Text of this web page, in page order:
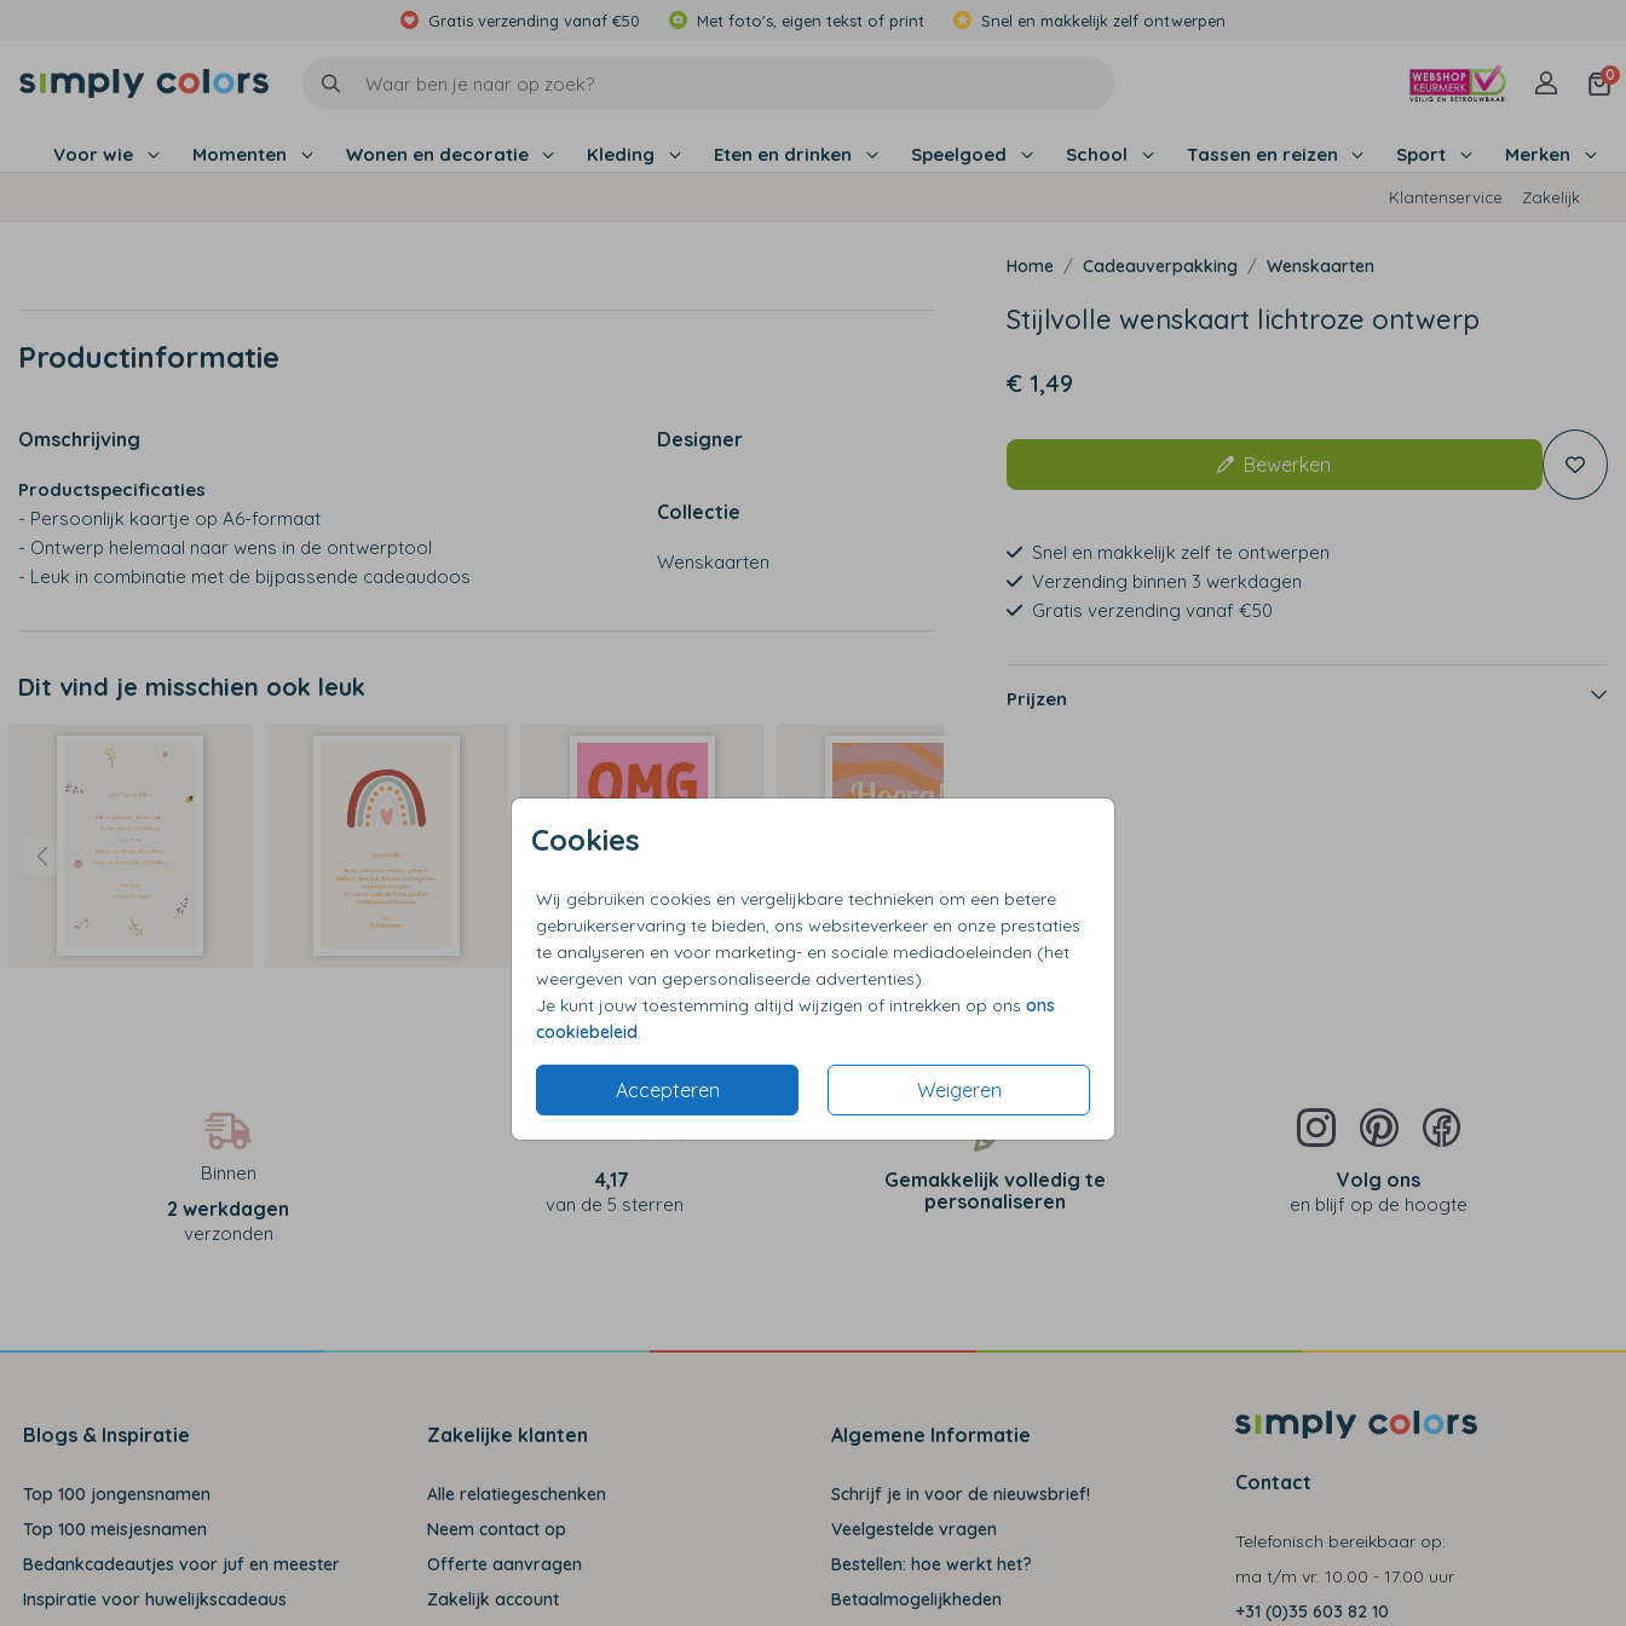
Gratis verzending vanaf €50 Met foto's, eigen tekst of print Snel en makkelijk zelf ontwerpen
0
Voor wie Momenten Wonen en decoratie Kleding Eten en drinken Speelgoed School Tassen en reizen Sport Merken
Klantenservice Zakelijk
Cookies
Wij gebruiken cookies en vergelijkbare technieken om een betere
gebruikerservaring te bieden, ons websiteverkeer en onze prestaties
te analyseren en voor marketing- en sociale mediadoeleinden (het
weergeven van gepersonaliseerde advertenties).
Je kunt jouw toestemming altijd wijzigen of intrekken op ons ons
cookiebeleid.
Accepteren Weigeren
Productinformatie
Omschrijving
Productspecificaties
- Persoonlijk kaartje op A6-formaat
- Ontwerp helemaal naar wens in de ontwerptool
- Leuk in combinatie met de bijpassende cadeaudoos
Designer
Collectie
Wenskaarten
Dit vind je misschien ook leuk
Cadeauverpakking Wenskaarten
Stijlvolle wenskaart lichtroze ontwerp
€ 1,49
Bewerken
Snel en makkelijk zelf te ontwerpen
Verzending binnen 3 werkdagen
Gratis verzending vanaf €50
Prijzen
Binnen
2 werkdagen
verzonden
4,17
van de 5 sterren
Gemakkelijk volledig te
personaliseren
Volg ons
en blijf op de hoogte
Blogs & Inspiratie
Top 100 jongensnamen
Top 100 meisjesnamen
Bedankcadeautjes voor juf en meester
Inspiratie voor huwelijkscadeaus
Zakelijke klanten
Alle relatiegeschenken
Neem contact op
Offerte aanvragen
Zakelijk account
Algemene Informatie
Schrijf je in voor de nieuwsbrief!
Veelgestelde vragen
Bestellen: hoe werkt het?
Betaalmogelijkheden
Contact
Telefonisch bereikbaar op:
ma t/m vr: 10.00 - 17.00 uur
+31 (0)35 603 82 10